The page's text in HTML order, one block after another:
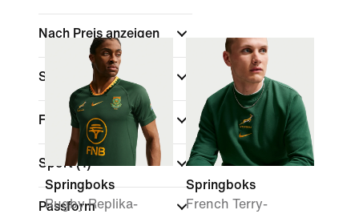
Nach Preis anzeigen
Sale und Angebote
Farbe
Sport(1)
Passform
Springboks
Rugby Replika-
Springboks
French Terry-